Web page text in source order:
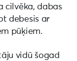
cilvēka, dabas
debesis ar
pūķiem.
vidū šogad